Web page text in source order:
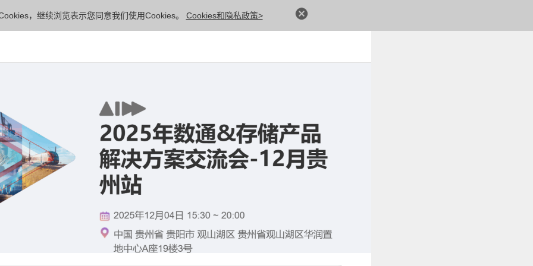
，继续浏览表示您同意我们使用Cookies。 Cookies和隐私政策>